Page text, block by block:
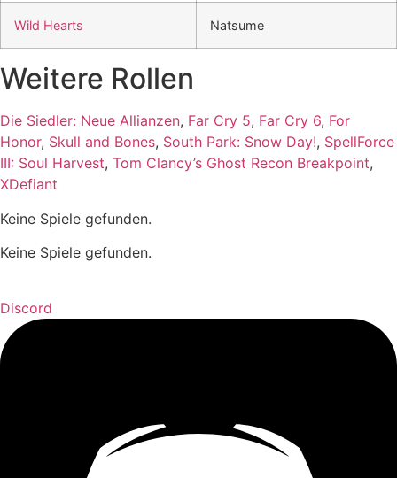
Wild Hearts Natsume
Weitere Rollen
Die Siedler: Neue Allianzen, Far Cry 5, Far Cry 6, For
Honor, Skull and Bones, South Park: Snow Day!, SpellForce
III: Soul Harvest, Tom Clancy’s Ghost Recon Breakpoint,
XDefiant
Keine Spiele gefunden.
Keine Spiele gefunden.
Discord